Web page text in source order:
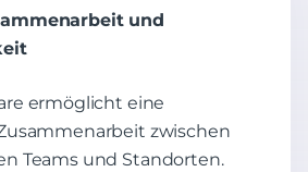
und
ermöglicht eine
zwischen
Teams und Standorten.